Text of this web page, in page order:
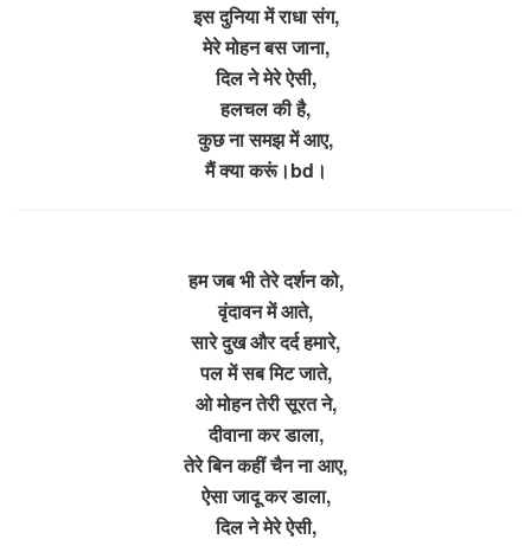
इस दुनिया में राधा संग,
मेरे मोहन बस जाना,
दिल ने मेरे ऐसी,
हलचल की है,
कुछ ना समझ में आए,
मैं क्या करूं।bd।
हम जब भी तेरे दर्शन को,
वृंदावन में आते,
सारे दुख और दर्द हमारे,
पल में सब मिट जाते,
ओ मोहन तेरी सूरत ने,
दीवाना कर डाला,
तेरे बिन कहीं चैन ना आए,
ऐसा जादू कर डाला,
दिल ने मेरे ऐसी,